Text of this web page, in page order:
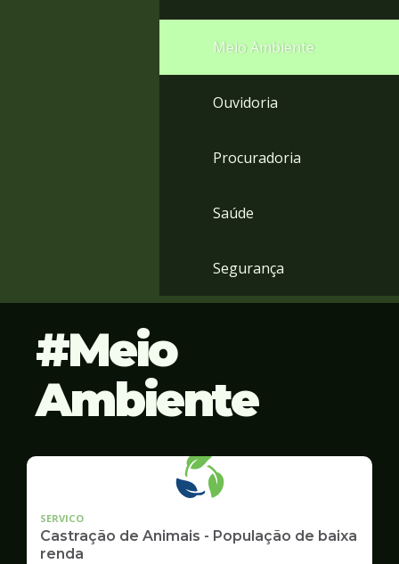
Meio Ambiente
Ouvidoria
Procuradoria
Saúde
Segurança
Meio
Ambiente
SERVICO
Castração de Animais - População de baixa
renda